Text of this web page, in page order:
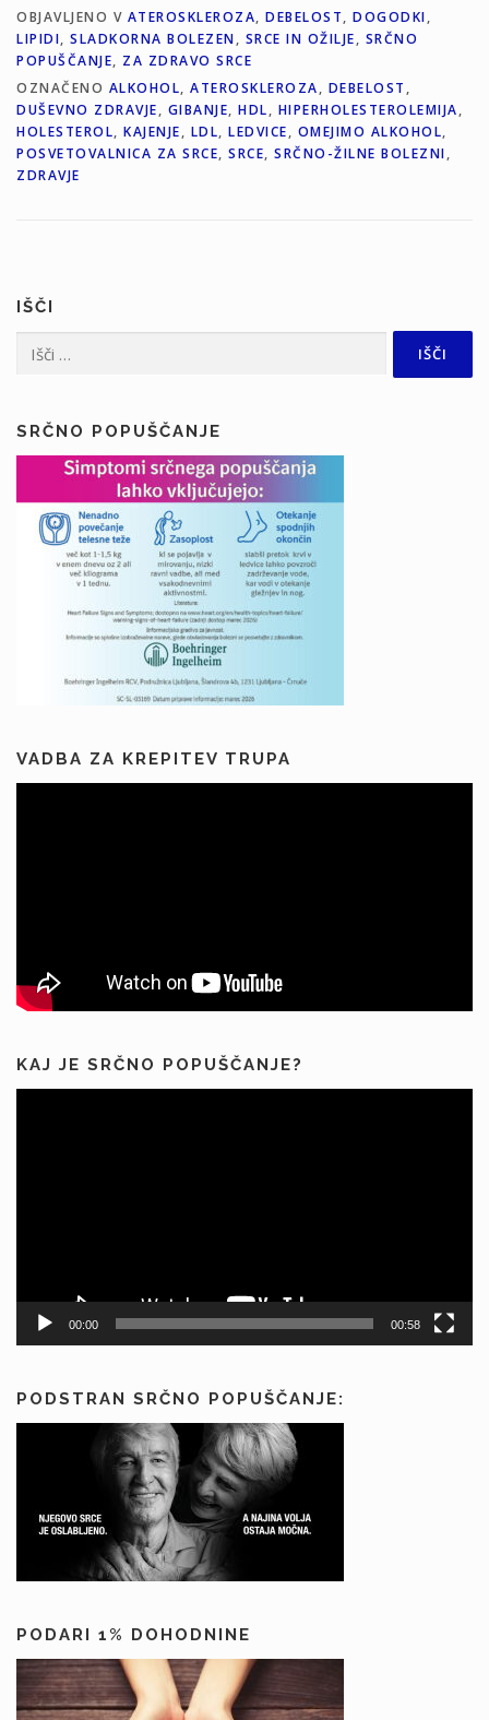
OBJAVLJENO V ATEROSKLEROZA, DEBELOST, DOGODKI,
LIPIDI, SLADKORNA BOLEZEN, SRCE IN OŽILJE, SRČNO
POPUŠČANJE, ZA ZDRAVO SRCE
OZNAČENO ALKOHOL, ATEROSKLEROZA, DEBELOST ,
DUŠEVNO ZDRAVJE, GIBANJE, HDL, HIPERHOLESTEROLEMIJA,
HOLESTEROL, KAJENJE, LDL, LEDVICE, OMEJIMO ALKOHOL,
POSVETOVALNICA ZA SRCE, SRCE, SRČNO-ŽILNE BOLEZNI,
ZDRAVJE
IŠČI
SRČNO POPUŠČANJE
VADBA ZA KREPITEV TRUPA
KAJ JE SRČNO POPUŠČANJE?
00:00 00:58
PODSTRAN SRČNO POPUŠČANJE:
PODARI 1% DOHODNINE